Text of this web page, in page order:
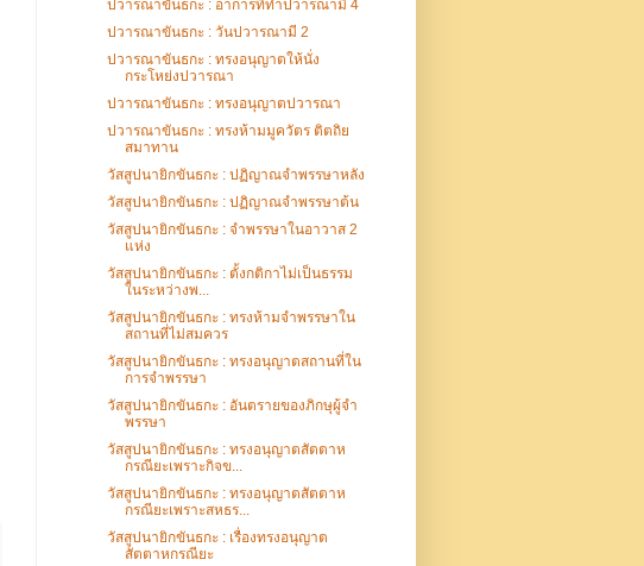
ปวารณาขันธกะ : อาการที่ทำปวารณามี 4
ปวารณาขันธกะ : วันปวารณามี 2
ปวารณาขันธกะ : ทรงอนุญาตให้นั่ง
กระโหย่งปวารณา
ปวารณาขันธกะ : ทรงอนุญาตปวารณา
ปวารณาขันธกะ : ทรงห้ามมูควัตร ติตถิย
สมาทาน
วัสสูปนายิกขันธกะ : ปฏิญาณจำพรรษาหลัง
วัสสูปนายิกขันธกะ : ปฏิญาณจำพรรษาต้น
วัสสูปนายิกขันธกะ : จำพรรษาในอาวาส 2
แห่ง
วัสสูปนายิกขันธกะ : ตั้งกติกาไม่เป็นธรรม
ในระหว่างพ...
วัสสูปนายิกขันธกะ : ทรงห้ามจำพรรษาใน
สถานที่ไม่สมควร
วัสสูปนายิกขันธกะ : ทรงอนุญาตสถานที่ใน
การจำพรรษา
วัสสูปนายิกขันธกะ : อันตรายของภิกษุผู้จำ
พรรษา
วัสสูปนายิกขันธกะ : ทรงอนุญาตสัตตาห
กรณียะเพราะกิจข...
วัสสูปนายิกขันธกะ : ทรงอนุญาตสัตตาห
กรณียะเพราะสหธร...
วัสสูปนายิกขันธกะ : เรื่องทรงอนุญาต
สัตตาหกรณียะ